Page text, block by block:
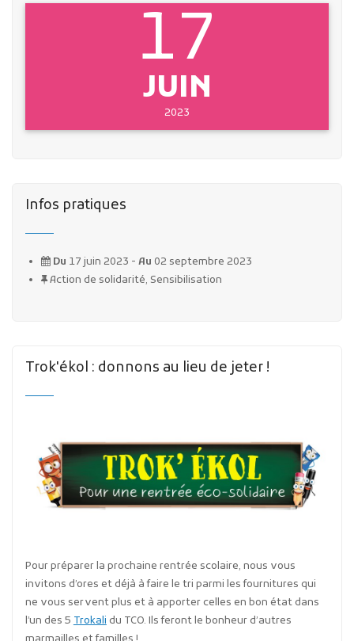
17
JUIN
2023
Infos pratiques
Du 17 juin 2023 - Au 02 septembre 2023
Action de solidarité, Sensibilisation
Trok'ékol : donnons au lieu de jeter !
Pour préparer la prochaine rentrée scolaire, nous vous
invitons d’ores et déjà à faire le tri parmi les fournitures qui
ne vous servent plus et à apporter celles en bon état dans
l’un des 5 Trokali du TCO. Ils feront le bonheur d’autres